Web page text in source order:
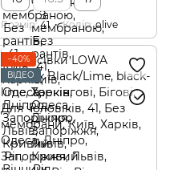
Розмір 41 Колір olive
−40%
ВІДЕО